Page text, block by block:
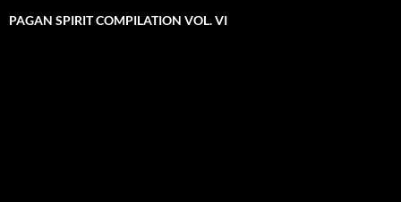
PAGAN SPIRIT COMPILATION VOL. VI